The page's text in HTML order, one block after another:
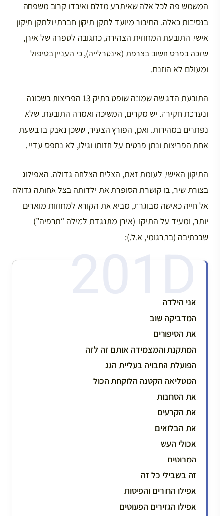
המשמש פה לכל אלה שאיתרע מזלם ואיבדו קרוב משפחה
בנסיבות כאלה. החיבור מיועד לתקן תיקון חברתי ולתקן תיקון
אישי. התובעת המחוזית הצהירה, כתגובה לספרה של אירן,
שזכה בפרס חשוב בצרפת (אינטרלייה), כי העניין בטיפול
ומעולם לא הוזנח.
התובעת הדגישה שמונה שופט בתיק 13 הפריצות בשכונה
ונערכת חקירה. יש מקרים, המשיכה ואמרה התובעת. שלא
נפתרים במהירות. ואכן, הפורץ הצעיר, ששכן נאבק בו בשעת
אחת הפריצות ונתן פרטים על חזותו וגילו, לא נתפס עדיין.
התיקון האישי, לעומת זאת, הצליח הצלחה גדולה. האפילוג
בצורת שיר, בו קושרת הסופרת את ילדותה בצל אחותה גדולה
אל חייה כאישה מבוגרת, מביא את הקורא למחוזות מוארים
יותר, ומעיד על התיקון (אירן מתנגדת למילה “תרפיה”)
שבכתיבה (בתרגומי, א.ל.):
אני הילדה
המדביקה שוב
את הסיפורים
המתקנת והמצמידה אותם זה לזה
הפועלת החבויה בעליית הגג
המטליאה הקטנה הלוקחת הכול
את הסחבות
את הקרעים
את הבלואים
אכולי העש
המרוטים
זה בשבילי כל זה
אפילו החורים והפיסות
אפילו הגזירים הפעוטים